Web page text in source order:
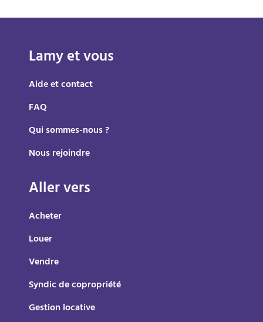
Lamy et vous
Aide et contact
FAQ
Qui sommes-nous ?
Nous rejoindre
Aller vers
Acheter
Louer
Vendre
Syndic de copropriété
Gestion locative